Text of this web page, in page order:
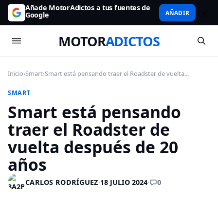
Añade MotorAdictos a tus fuentes de
Google AÑADIR
MOTORADICTOS
Inicio›Smart›Smart está pensando traer el Roadster de vuelta...
SMART
Smart está pensando
traer el Roadster de
vuelta después de 20
años
CARLOS RODRÍGUEZ·18 JULIO 2024· 0